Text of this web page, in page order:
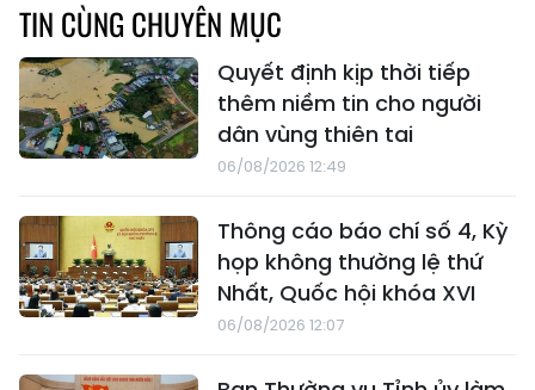
TIN CÙNG CHUYÊN MỤC
Quyết định kịp thời tiếp
thêm niềm tin cho người
dân vùng thiên tai
06/08/2026 12:49
Thông cáo báo chí số 4, Kỳ
họp không thường lệ thứ
Nhất, Quốc hội khóa XVI
06/08/2026 12:07